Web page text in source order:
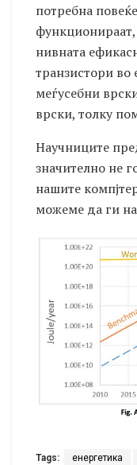
потребна
нивната
транзистори во
меѓусебни
врски, толку
Научниците
значително не
нашите
можеме да ги
Tags: енергетика